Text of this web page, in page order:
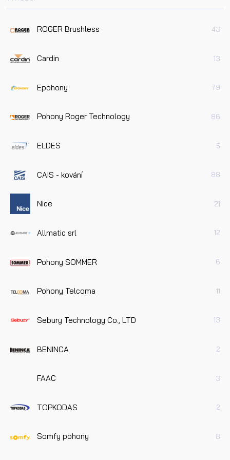
ROGER Brushless 43
Cardin 13
Epohony 79
Pohony Roger Technology 86
ELDES 5
CAIS - kování 88
Nice 21
Allmatic srl 12
Pohony SOMMER 6
Pohony Telcoma 11
Sebury Technology Co., LTD 13
BENINCA 2
FAAC 3
TOPKODAS 2
Somfy pohony 8